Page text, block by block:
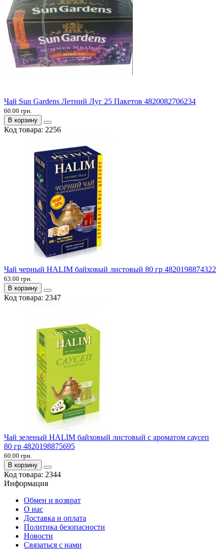
Чай Sun Gardens Летний Луг 25 Пакетов 4820082706234
60.00 грн.
В корзину
Код товара: 2256
Чай черный HALIM байховый листовый 80 гр 4820198874322
63.00 грн.
В корзину
Код товара: 2347
Чай зеленый HALIM байховый листовый с ароматом саусеп
80 гр 4820198875695
60.00 грн.
В корзину
Код товара: 2344
Информация
Обмен и возврат
О нас
Доставка и оплата
Политика безопасности
Новости
Связаться с нами